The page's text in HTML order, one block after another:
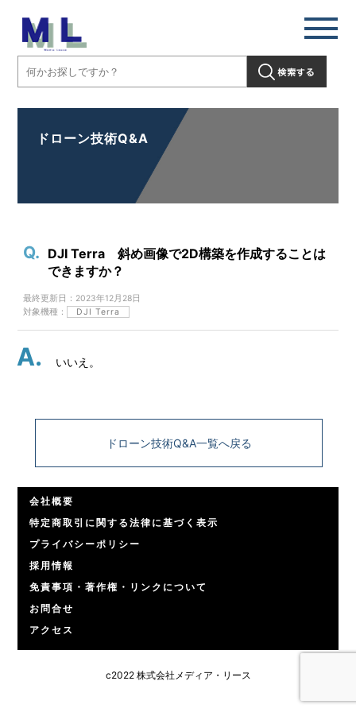
ドローン技術Q&A
DJI Terra 斜め画像で2D構築を作成することは
できますか？
最終更新日：2023年12月28日
対象機種：
DJI Terra
いいえ。
ドローン技術Q&A一覧へ戻る
会社概要
特定商取引に関する法律に基づく表示
プライバシーポリシー
採用情報
免責事項・著作権・リンクについて
お問合せ
アクセス
c2022 株式会社メディア・リース